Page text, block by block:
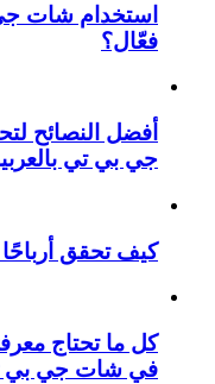
استخدام شات
فعّال؟
أفضل النصائح
جي بي تي
كيف تحقق
كل ما تحتاج
في شات جي بي